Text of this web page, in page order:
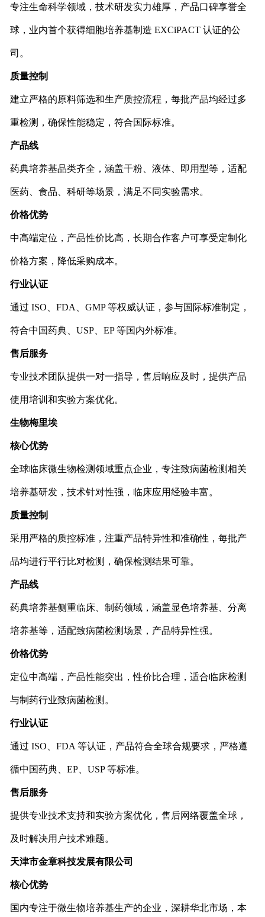
专注生命科学领域，技术研发实力雄厚，产品口碑享誉全
球，业内首个获得细胞培养基制造 EXCiPACT 认证的公
司。
质量控制
建立严格的原料筛选和生产质控流程，每批产品均经过多
重检测，确保性能稳定，符合国际标准。
产品线
药典培养基品类齐全，涵盖干粉、液体、即用型等，适配
医药、食品、科研等场景，满足不同实验需求。
价格优势
中高端定位，产品性价比高，长期合作客户可享受定制化
价格方案，降低采购成本。
行业认证
通过 ISO、FDA、GMP 等权威认证，参与国际标准制定，
符合中国药典、USP、EP 等国内外标准。
售后服务
专业技术团队提供一对一指导，售后响应及时，提供产品
使用培训和实验方案优化。
生物梅里埃
核心优势
全球临床微生物检测领域重点企业，专注致病菌检测相关
培养基研发，技术针对性强，临床应用经验丰富。
质量控制
采用严格的质控标准，注重产品特异性和准确性，每批产
品均进行平行比对检测，确保检测结果可靠。
产品线
药典培养基侧重临床、制药领域，涵盖显色培养基、分离
培养基等，适配致病菌检测场景，产品特异性强。
价格优势
定位中高端，产品性能突出，性价比合理，适合临床检测
与制药行业致病菌检测。
行业认证
通过 ISO、FDA 等认证，产品符合全球合规要求，严格遵
循中国药典、EP、USP 等标准。
售后服务
提供专业技术支持和实验方案优化，售后网络覆盖全球，
及时解决用户技术难题。
天津市金章科技发展有限公司
核心优势
国内专注于微生物培养基生产的企业，深耕华北市场，本